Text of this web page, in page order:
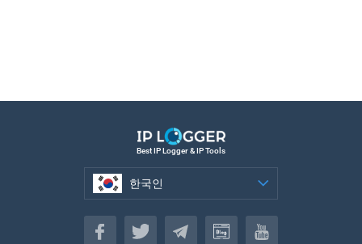
Best IP Logger & IP Tools
한국인
한국인